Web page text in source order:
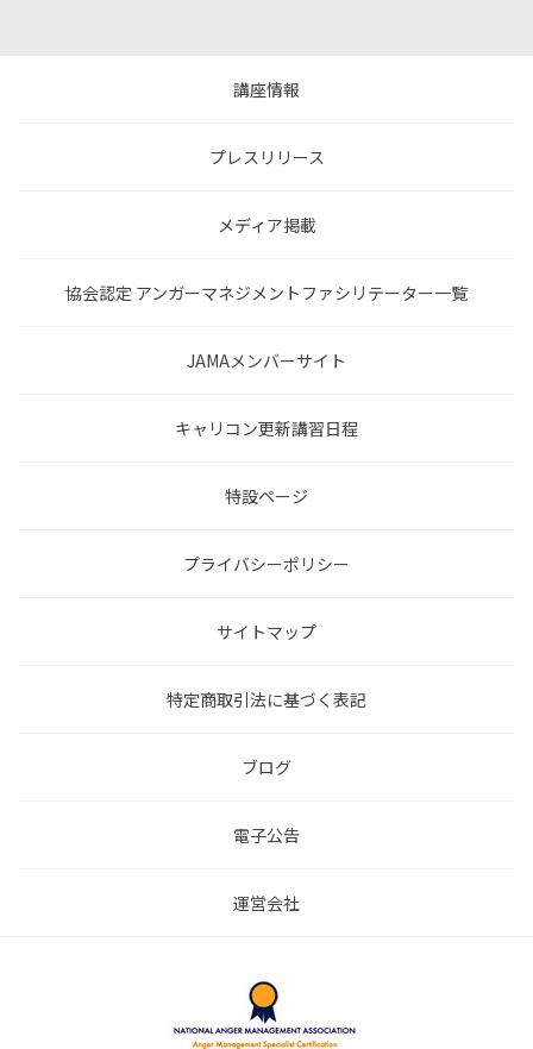
講座情報
プレスリリース
メディア掲載
協会認定 アンガーマネジメントファシリテーター一覧
JAMAメンバーサイト
キャリコン更新講習日程
特設ページ
プライバシーポリシー
サイトマップ
特定商取引法に基づく表記
ブログ
電子公告
運営会社